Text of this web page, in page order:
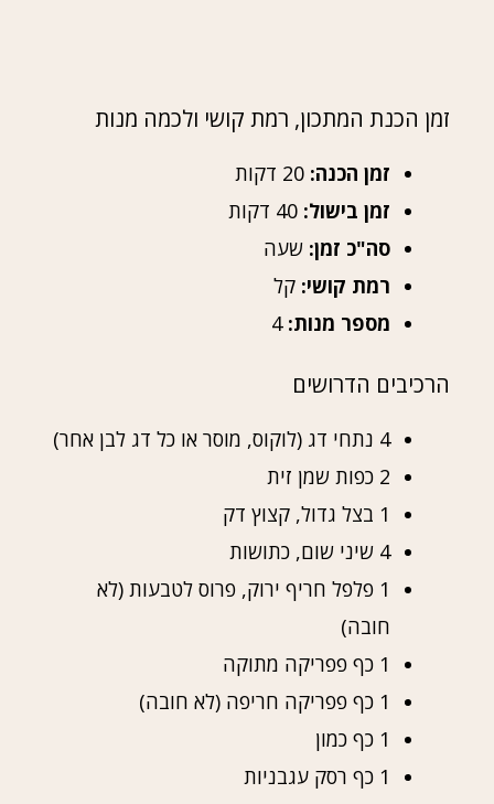
זמן הכנת המתכון, רמת קושי ולכמה מנות
זמן הכנה:
זמן בישול:
סה"כ זמן: שעה
רמת קושי: קל
מספר מנות: 4
הרכיבים הדרושים
4 נתחי דג (לוקוס, מוסר או כל דג לבן אחר)
2 כפות שמן זית
1 בצל גדול, קצוץ דק
4 שיני שום, כתושות
1 פלפל חריף ירוק, פרוס לטבעות (לא
חובה)
1 כף פפריקה מתוקה
1 כף פפריקה חריפה (לא חובה)
1 כף כמון
1 כף רסק עגבניות